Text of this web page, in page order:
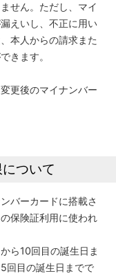
せん。ただし、マイ
えいし、不正に用い
本人からの請求また
きます。
更後のマイナンバー
ついて
バーカードに搭載さ
保険証利用に使われ
ら10回目の誕生日ま
回目の誕生日までで